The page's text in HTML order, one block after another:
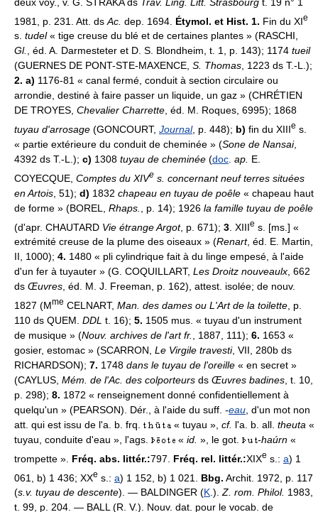
1981, p. 231. Att. ds Ac. dep. 1694. Étymol. et Hist. 1. Fin du XIe
s. tudel« tige creuse du blé et de certaines plantes » (RASCHI,
Gl., éd. A. Darmesteter et D. S. Blondheim, t. 1, p. 143); 1174 tueil
(GUERNES DE PONT-STE-MAXENCE, S. Thomas, 1223 ds T.-L.);
2. a) 1176-81 « canal fermé, conduit à section circulaire ou
arrondie, destiné à faire passer un liquide, un gaz » (CHRÉTIEN
DE TROYES, Chevalier Charrette, éd. M. Roques, 6995); 1868
tuyau d'arrosage (GONCOURT, Journal, p. 448); b) fin du XIIIe s.
« partie extérieure du conduit de cheminée » (Sone de Nansai,
4392 ds T.-L.); c) 1308 tuyau de cheminée (doc ap. E.
COYECQUE, Comptes du XIVe s. concernant neuf terres situées
en Artois , 51); d) 1832 chapeau en tuyau de poêle « chapeau haut
de forme » (BOREL, Rhaps. , p. 14); 1926 la famille tuyau de poêle
(d'apr. CHAUTARD Vie étrange Argot, p. 671); 3 . XIIIe s. [ms.] «
extrémité creuse de la plume des oiseaux » (Renart, éd. E. Martin,
II, 1000); 4. 1480 « pli cylindrique fait à du linge empesé, à l'aide
d'un fer à tuyauter » (G. COQUILLART, Les Droitz nouveaulx, 662
ds Œuvres, éd. M. J. Freeman, p. 162), attest. isolée; de nouv.
1827 (Mme CELNART, Man. des dames ou L'Art de la toilette , p.
110 ds QUEM. DDL t. 16); 5. 1505 mus. « tuyau d'un instrument
de musique » (Nouv. archives de l'art fr. , 1887, 111); 6. 1653 «
gosier, estomac » (SCARRON, Le Virgile travesti, VII, 280b ds
RICHARDSON); 7. 1748 dans le tuyau de l'oreille « en secret »
(CAYLUS, Mém. de l'Ac. des colporteurs ds Œuvres badines , t. 10,
p. 298); 8. 1872 « renseignement donné confidentiellement à
quelqu'un » (PEARSON). Dér., à l'aide du suff. -eau , d'un mot non
att. qui est issu de l'a. b. frq.
« tuyau », cf. l'a. b. all. theuta «
tuyau, conduite d'eau », l'ags.
« id. », le got. -haúrn «
trompette ». Fréq. abs. littér.:797. Fréq. rel. littér.:XIXe s.: a) 1
061, b) 1 436; XXe s.: a) 1 152, b) 1 021. Bbg. Archit. 1972, p. 117
(s.v. tuyau de descente). — BALDINGER (K.).Z. rom. Philol. 1983,
t. 99, p. 204. — BALL (R. V.). Nouv. dat. pour le vocab. de